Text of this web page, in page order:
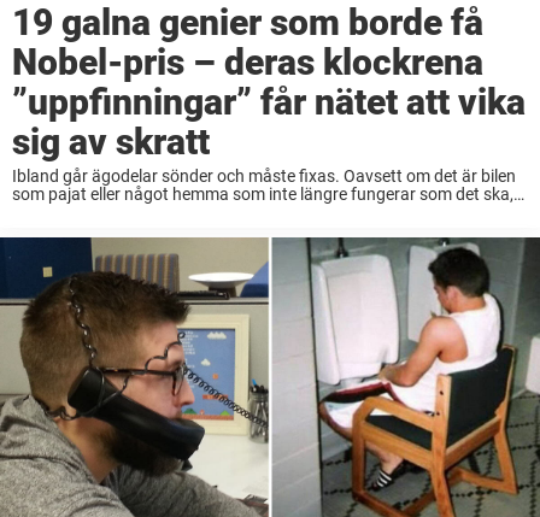
19 galna genier som borde få
Nobel-pris – deras klockrena
”uppfinningar” får nätet att vika
sig av skratt
Ibland går ägodelar sönder och måste fixas. Oavsett om det är bilen
som pajat eller något hemma som inte längre fungerar som det ska,